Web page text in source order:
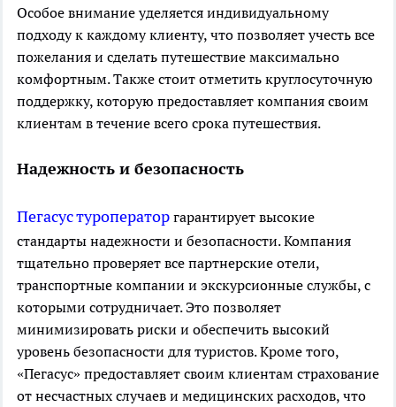
Особое внимание уделяется индивидуальному
подходу к каждому клиенту, что позволяет учесть все
пожелания и сделать путешествие максимально
комфортным. Также стоит отметить круглосуточную
поддержку, которую предоставляет компания своим
клиентам в течение всего срока путешествия.
Надежность и безопасность
Пегасус туроператор гарантирует высокие
стандарты надежности и безопасности. Компания
тщательно проверяет все партнерские отели,
транспортные компании и экскурсионные службы, с
которыми сотрудничает. Это позволяет
минимизировать риски и обеспечить высокий
уровень безопасности для туристов. Кроме того,
«Пегасус» предоставляет своим клиентам страхование
от несчастных случаев и медицинских расходов, что